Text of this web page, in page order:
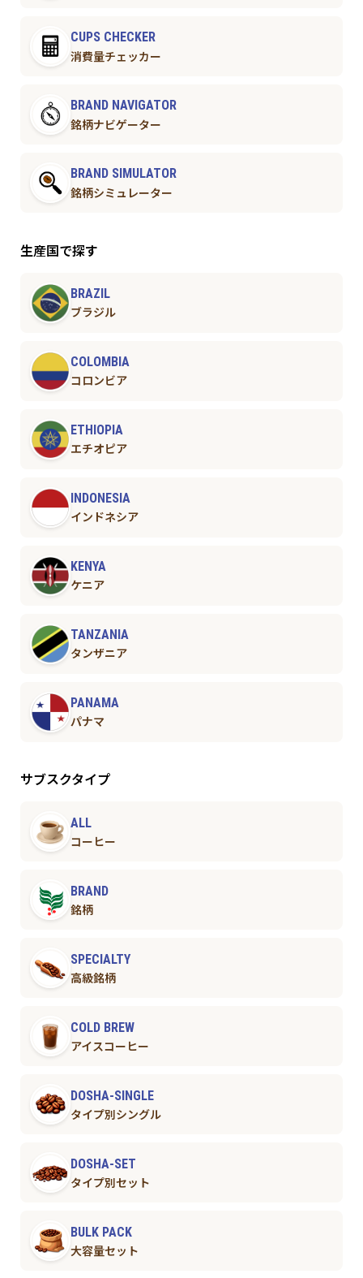
CUPS CHECKER
消費量チェッカー
BRAND NAVIGATOR
銘柄ナビゲーター
BRAND SIMULATOR
銘柄シミュレーター
生産国で探す
BRAZIL
ブラジル
COLOMBIA
コロンビア
ETHIOPIA
エチオピア
INDONESIA
インドネシア
KENYA
ケニア
TANZANIA
タンザニア
PANAMA
パナマ
サブスクタイプ
ALL
コーヒー
BRAND
銘柄
SPECIALTY
高級銘柄
COLD BREW
アイスコーヒー
DOSHA-SINGLE
タイプ別シングル
DOSHA-SET
タイプ別セット
BULK PACK
大容量セット